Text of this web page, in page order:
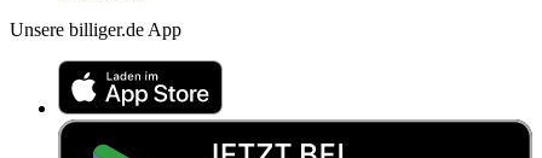
Unsere billiger.de App